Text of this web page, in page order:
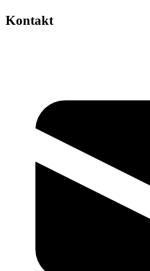
Kontakt